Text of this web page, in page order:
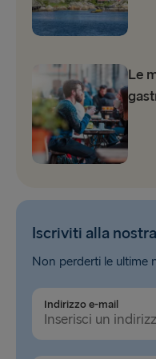
Le
Iscriviti alla
Non perderti le ultime
Indirizzo e-mail